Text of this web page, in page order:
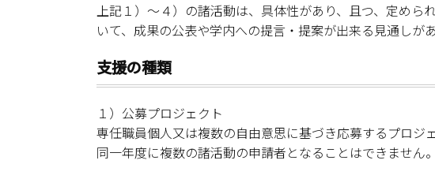
上記１）～４）の諸活動は、具体性があり、且つ、定めら
いて、成果の公表や学内への提言・提案が出来る見通しがあ
支援の種類
１）公募プロジェクト
専任職員個人又は複数の自由意思に基づき応募するプロジ
同一年度に複数の諸活動の申請者となることはできません。